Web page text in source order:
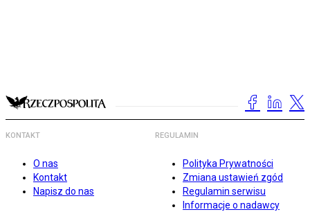
KONTAKT
O nas
Kontakt
Napisz do nas
REGULAMIN
Polityka Prywatności
Zmiana ustawień zgód
Regulamin serwisu
Informacje o nadawcy